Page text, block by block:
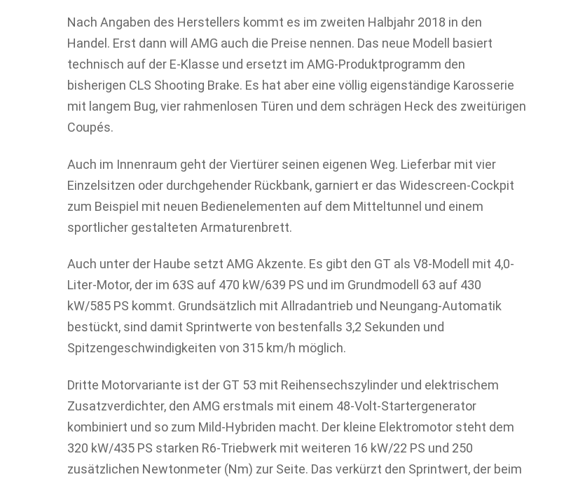
Nach Angaben des Herstellers kommt es im zweiten Halbjahr 2018 in den
Handel. Erst dann will AMG auch die Preise nennen. Das neue Modell basiert
technisch auf der E-Klasse und ersetzt im AMG-Produktprogramm den
bisherigen CLS Shooting Brake. Es hat aber eine völlig eigenständige Karosserie
mit langem Bug, vier rahmenlosen Türen und dem schrägen Heck des zweitürigen
Coupés.
Auch im Innenraum geht der Viertürer seinen eigenen Weg. Lieferbar mit vier
Einzelsitzen oder durchgehender Rückbank, garniert er das Widescreen-Cockpit
zum Beispiel mit neuen Bedienelementen auf dem Mitteltunnel und einem
sportlicher gestalteten Armaturenbrett.
Auch unter der Haube setzt AMG Akzente. Es gibt den GT als V8-Modell mit 4,0-
Liter-Motor, der im 63S auf 470 kW/639 PS und im Grundmodell 63 auf 430
kW/585 PS kommt. Grundsätzlich mit Allradantrieb und Neungang-Automatik
bestückt, sind damit Sprintwerte von bestenfalls 3,2 Sekunden und
Spitzengeschwindigkeiten von 315 km/h möglich.
Dritte Motorvariante ist der GT 53 mit Reihensechszylinder und elektrischem
Zusatzverdichter, den AMG erstmals mit einem 48-Volt-Startergenerator
kombiniert und so zum Mild-Hybriden macht. Der kleine Elektromotor steht dem
320 kW/435 PS starken R6-Triebwerk mit weiteren 16 kW/22 PS und 250
zusätzlichen Newtonmeter (Nm) zur Seite. Das verkürzt den Sprintwert, der beim